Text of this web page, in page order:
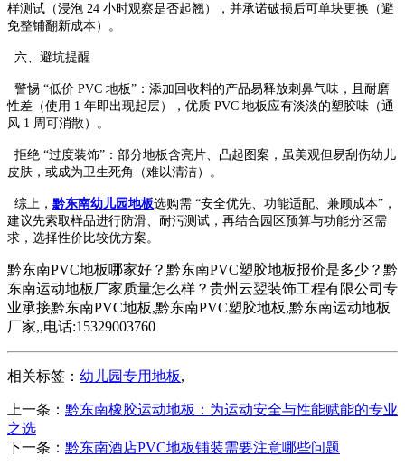
样测试（浸泡 24 小时观察是否起翘），并承诺破损后可单块更换（避
免整铺翻新成本）。​
六、避坑提醒​
警惕 “低价 PVC 地板”：添加回收料的产品易释放刺鼻气味，且耐磨
性差（使用 1 年即出现起层），优质 PVC 地板应有淡淡的塑胶味（通
风 1 周可消散）。​
拒绝 “过度装饰”：部分地板含亮片、凸起图案，虽美观但易刮伤幼儿
皮肤，或成为卫生死角（难以清洁）。​
综上， 黔东南幼儿园地板选购需 “安全优先、功能适配、兼顾成本”，
建议先索取样品进行防滑、耐污测试，再结合园区预算与功能分区需
求，选择性价比较优方案。
黔东南PVC地板哪家好？黔东南PVC塑胶地板报价是多少？黔
东南运动地板厂家质量怎么样？贵州云翌装饰工程有限公司专
业承接黔东南PVC地板,黔东南PVC塑胶地板,黔东南运动地板
厂家,,电话:15329003760
相关标签： 幼儿园专用地板,
上一条： 黔东南橡胶运动地板：为运动安全与性能赋能的专业
之选
下一条： 黔东南酒店PVC地板铺装需要注意哪些问题